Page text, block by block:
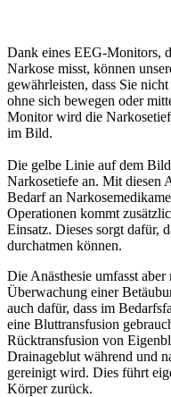
Dank eines EEG-Monitors,
Narkose misst, können
gewährleisten, dass Sie
ohne sich bewegen oder
Monitor wird die
im Bild.
Die gelbe Linie auf dem
Narkosetiefe an. Mit diesen
Bedarf an
Operationen kommt
Einsatz. Dieses sorgt dafür,
durchatmen können.
Die Anästhesie umfasst
Überwachung einer
auch dafür, dass im
eine Bluttransfusion
Rücktransfusion von
Drainageblut während und
gereinigt wird. Dies führt
Körper zurück.